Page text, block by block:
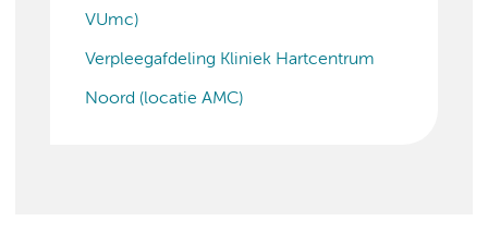
VUmc)
Verpleegafdeling Kliniek Hartcentrum
Noord (locatie AMC)